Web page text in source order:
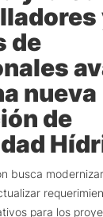
de
nueva
de
busca
para los